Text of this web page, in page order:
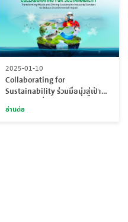
2025-01-10
Collaborating for
Sustainability ร่วมมือมุ่งสู่เป้า
อ่านต่อ